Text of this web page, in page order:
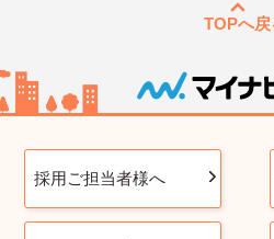
TOPへ戻
採用ご担当者様へ